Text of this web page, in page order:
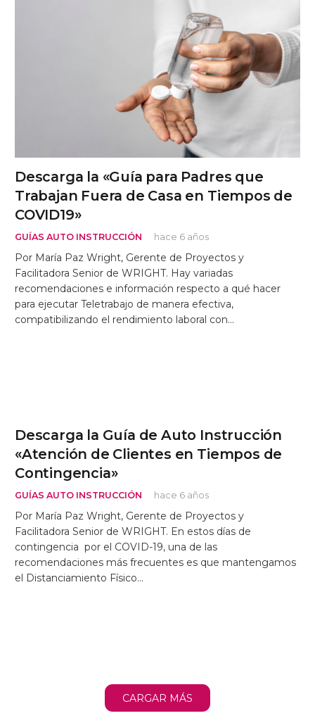
Descarga la «Guía para Padres que
Trabajan Fuera de Casa en Tiempos de
COVID19»
GUÍAS AUTO INSTRUCCIÓN hace 6 años
Por María Paz Wright, Gerente de Proyectos y
Facilitadora Senior de WRIGHT. Hay variadas
recomendaciones e información respecto a qué hacer
para ejecutar Teletrabajo de manera efectiva,
compatibilizando el rendimiento laboral con…
Descarga la Guía de Auto Instrucción
«Atención de Clientes en Tiempos de
Contingencia»
GUÍAS AUTO INSTRUCCIÓN hace 6 años
Por María Paz Wright, Gerente de Proyectos y
Facilitadora Senior de WRIGHT. En estos días de
contingencia por el COVID-19, una de las
recomendaciones más frecuentes es que mantengamos
el Distanciamiento Físico…
CARGAR MÁS